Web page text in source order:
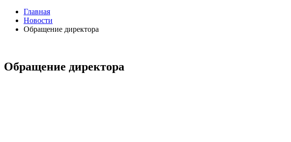
Главная
Новости
Обращение директора
Обращение директора